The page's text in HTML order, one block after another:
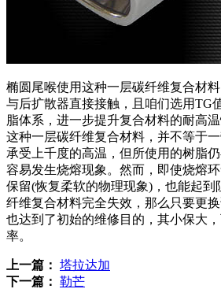
椭圆尾喉使用这种一层碳纤维复合材
与后扩散器直接接触，且咱们选用TG
脂体系，进一步提升复合材料的耐高
这种一层碳纤维复合材料，并不等于
承受上千度的高温，但所使用的树脂
容易发生烧熔现象。然而，即使烧熔
保留(恢复柔软的物理现象)，也能起到
纤维复合材料完全失效，那么只要更
也达到了初始的维修目的，其小保大
率。
上一篇： 塔拉达加
下一篇： 勒芒